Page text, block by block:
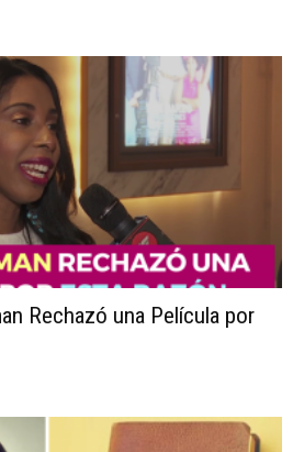
Rechazó una Película por